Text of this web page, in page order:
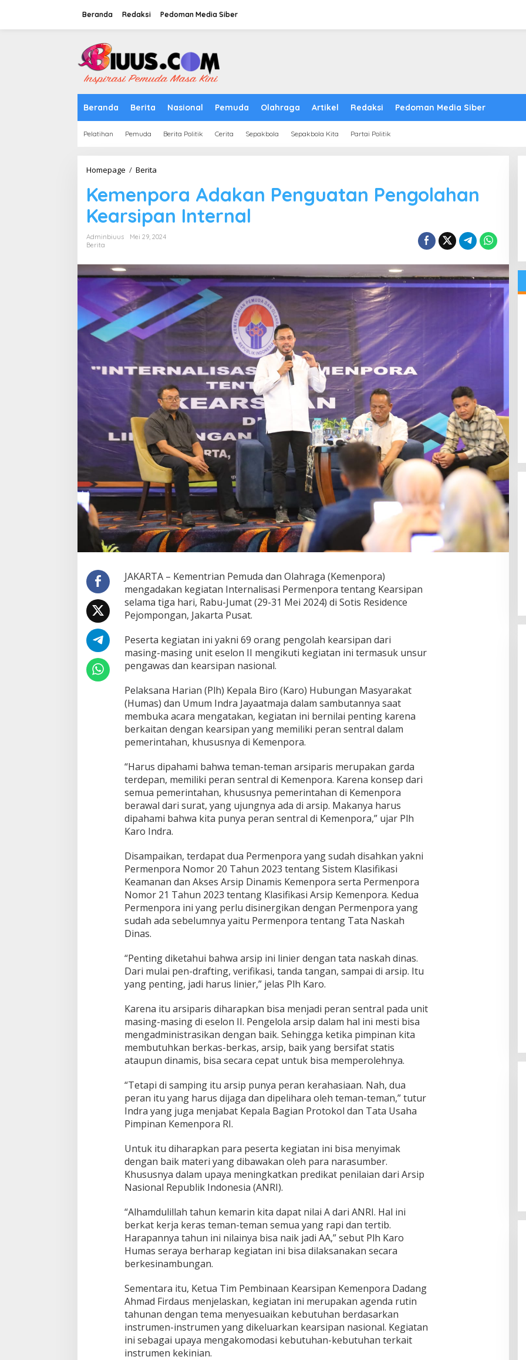
Beranda Redaksi Pedoman Media Siber
Beranda Berita Nasional Pemuda Olahraga Artikel Redaksi Pedoman Media Siber
Pelatihan Pemuda Berita Politik Cerita Sepakbola Sepakbola Kita Partai Politik
Homepage / Berita
Penguatan
Pengolahan
Kearsipan
Internal
Kemenpora Adakan Penguatan Pengolahan
Kearsipan Internal
Adminbiuus
Mei 29, 2024
Berita
JAKARTA – Kementrian Pemuda dan Olahraga (Kemenpora)
mengadakan kegiatan Internalisasi Permenpora tentang Kearsipan
selama tiga hari, Rabu-Jumat (29-31 Mei 2024) di Sotis Residence
Pejompongan, Jakarta Pusat.
Peserta kegiatan ini yakni 69 orang pengolah kearsipan dari
masing-masing unit eselon II mengikuti kegiatan ini termasuk unsur
pengawas dan kearsipan nasional.
Pelaksana Harian (Plh) Kepala Biro (Karo) Hubungan Masyarakat
(Humas) dan Umum Indra Jayaatmaja dalam sambutannya saat
membuka acara mengatakan, kegiatan ini bernilai penting karena
berkaitan dengan kearsipan yang memiliki peran sentral dalam
pemerintahan, khususnya di Kemenpora.
“Harus dipahami bahwa teman-teman arsiparis merupakan garda
terdepan, memiliki peran sentral di Kemenpora. Karena konsep dari
semua pemerintahan, khususnya pemerintahan di Kemenpora
berawal dari surat, yang ujungnya ada di arsip. Makanya harus
dipahami bahwa kita punya peran sentral di Kemenpora,” ujar Plh
Karo Indra.
Disampaikan, terdapat dua Permenpora yang sudah disahkan yakni
Permenpora Nomor 20 Tahun 2023 tentang Sistem Klasifikasi
Keamanan dan Akses Arsip Dinamis Kemenpora serta Permenpora
Nomor 21 Tahun 2023 tentang Klasifikasi Arsip Kemenpora. Kedua
Permenpora ini yang perlu disinergikan dengan Permenpora yang
sudah ada sebelumnya yaitu Permenpora tentang Tata Naskah
Dinas.
“Penting diketahui bahwa arsip ini linier dengan tata naskah dinas.
Dari mulai pen-drafting, verifikasi, tanda tangan, sampai di arsip. Itu
yang penting, jadi harus linier,” jelas Plh Karo.
Karena itu arsiparis diharapkan bisa menjadi peran sentral pada unit
masing-masing di eselon II. Pengelola arsip dalam hal ini mesti bisa
mengadministrasikan dengan baik. Sehingga ketika pimpinan kita
membutuhkan berkas-berkas, arsip, baik yang bersifat statis
ataupun dinamis, bisa secara cepat untuk bisa memperolehnya.
“Tetapi di samping itu arsip punya peran kerahasiaan. Nah, dua
peran itu yang harus dijaga dan dipelihara oleh teman-teman,” tutur
Indra yang juga menjabat Kepala Bagian Protokol dan Tata Usaha
Pimpinan Kemenpora RI.
Untuk itu diharapkan para peserta kegiatan ini bisa menyimak
dengan baik materi yang dibawakan oleh para narasumber.
Khususnya dalam upaya meningkatkan predikat penilaian dari Arsip
Nasional Republik Indonesia (ANRI).
“Alhamdulillah tahun kemarin kita dapat nilai A dari ANRI. Hal ini
berkat kerja keras teman-teman semua yang rapi dan tertib.
Harapannya tahun ini nilainya bisa naik jadi AA,” sebut Plh Karo
Humas seraya berharap kegiatan ini bisa dilaksanakan secara
berkesinambungan.
Sementara itu, Ketua Tim Pembinaan Kearsipan Kemenpora Dadang
Ahmad Firdaus menjelaskan, kegiatan ini merupakan agenda rutin
tahunan dengan tema menyesuaikan kebutuhan berdasarkan
instrumen-instrumen yang dikeluarkan kearsipan nasional. Kegiatan
ini sebagai upaya mengakomodasi kebutuhan-kebutuhan terkait
instrumen kekinian.
Enam Pejabat Baru Resmi Dilantik
di Kejati Kepri oleh J. Devy
Sudarso
Di Berita, Politik | November 3, 2025